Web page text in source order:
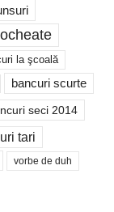
la şcoală
bancuri scurte
seci 2014
tari
vorbe de duh